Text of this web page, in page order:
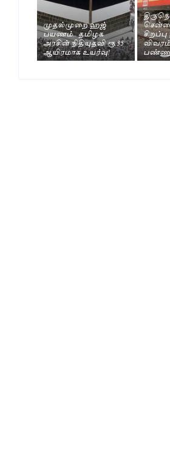
முதல்முறை ஹஜ்
பயணம்.. தமிழக
அரசின் நிதியுதவி ரூ.35
ஆயிரமாக உயர்வு!